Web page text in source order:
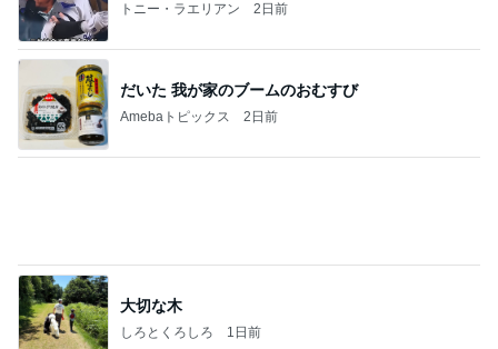
トニー・ラエリアン 2日前
だいた 我が家のブームのおむすび
Amebaトピックス 2日前
大切な木
しろとくろしろ 1日前